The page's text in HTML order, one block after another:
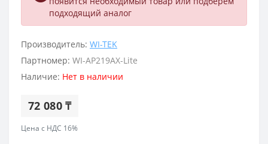
подходящий аналог
Производитель: WI-TEK
Партномер: WI-AP219AX-Lite
Наличие: Нет в наличии
72 080 ₸
Цена с НДС 16%